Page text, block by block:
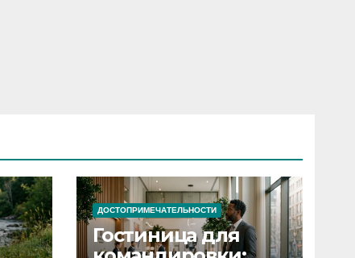
ДОСТОПРИМЕЧАТЕЛЬНОСТИ
Гостиница для